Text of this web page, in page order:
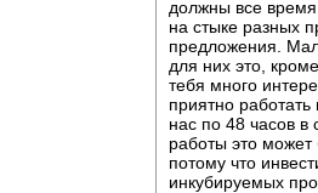
должны все
на стыке разных
предложения.
для них это,
тебя много
приятно
нас по 48 часов в
работы это
потому что
инкубируемых